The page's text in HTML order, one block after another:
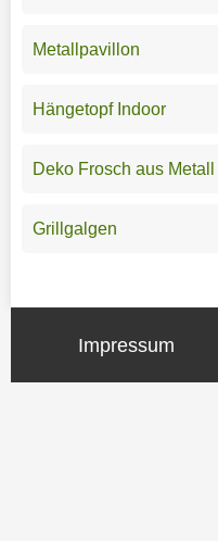
Metallpavillon
Hängetopf Indoor
Deko Frosch aus Metall
Grillgalgen
Impressum